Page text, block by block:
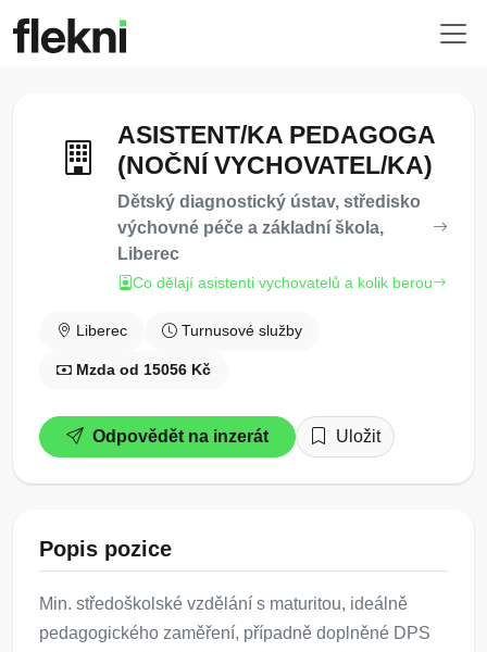
ASISTENT/KA PEDAGOGA
(NOČNÍ VYCHOVATEL/KA)
Dětský diagnostický ústav, středisko
výchovné péče a základní škola,
Liberec
Co dělají asistenti vychovatelů a kolik berou
Liberec Turnusové služby
Mzda od 15056 Kč
Odpovědět na inzerát Uložit
Popis pozice
Min. středoškolské vzdělání s maturitou, ideálně
pedagogického zaměření, případně doplněné DPS